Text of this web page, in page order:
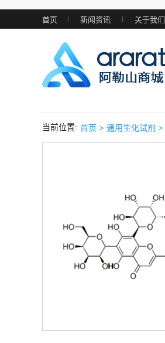
首页 新闻资讯 关于我们
当前位置: 首页 > 通用生化试剂 >